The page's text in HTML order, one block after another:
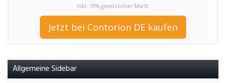
inkl. 19% gesetzlicher MwSt.
Jetzt bei Contorion DE kaufen
Allgemeine Sidebar